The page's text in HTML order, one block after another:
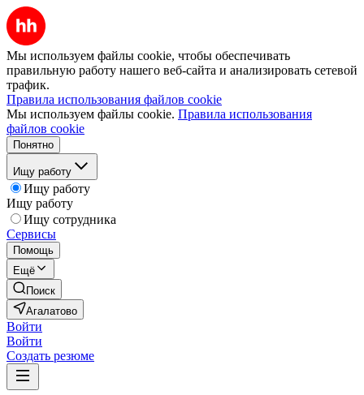
Мы используем файлы cookie, чтобы обеспечивать
правильную работу нашего веб-сайта и анализировать сетевой
трафик.
Правила использования файлов cookie
Мы используем файлы cookie. Правила использования
файлов cookie
Понятно
Ищу работу
Ищу работу
Ищу работу
Ищу сотрудника
Сервисы
Помощь
Ещё
Поиск
Агалатово
Войти
Войти
Создать резюме